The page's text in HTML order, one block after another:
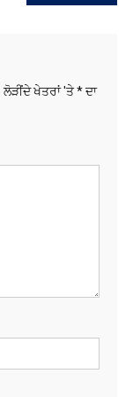
ਲੋੜੀਂਦੇ ਖੇਤਰਾਂ 'ਤੇ*ਦਾ